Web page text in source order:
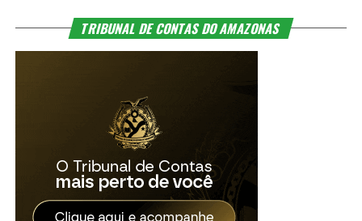
TRIBUNAL DE CONTAS DO AMAZONAS